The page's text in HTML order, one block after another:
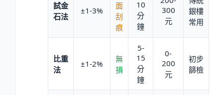
試金
石法
±1-3%
面
刮
痕
10
分
鐘
300
元
銀樓
常用
比重
法
±1-2%
無
損
5-
15
分
鐘
0-
200
元
初步
篩檢